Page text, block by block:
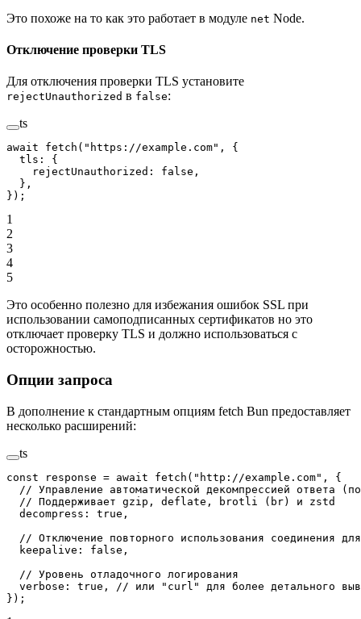
Это похоже на то как это работает в модуле net Node.
Отключение проверки TLS
Для отключения проверки TLS установите
rejectUnauthorized в false:
ts
await fetch ( "https://example.com" , {
  tls: {
    rejectUnauthorized:
false ,
  },
});
1
2
3
4
5
Это особенно полезно для избежания ошибок SSL при
использовании самоподписанных сертификатов но это
отключает проверку TLS и должно использоваться с
осторожностью.
Опции запроса
В дополнение к стандартным опциям fetch Bun предоставляет
несколько расширений:
ts
const response = await fetch ( "http://example.com" , {
// Управление автоматической декомпрессией ответа
  // Поддерживает gzip, deflate, brotli (br) и zstd
  decompress:
true ,
// Отключение повторного использования соединения
  keepalive:
false ,
  // Уровень отладочного логирования
  verbose:
true ,
// или "curl" для более детального
});